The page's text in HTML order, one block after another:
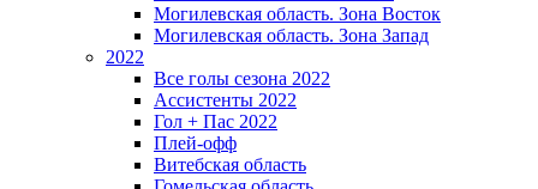
Могилевская область. Зона Восток
Могилевская область. Зона Запад
2022
Все голы сезона 2022
Ассистенты 2022
Гол + Пас 2022
Плей-офф
Витебская область